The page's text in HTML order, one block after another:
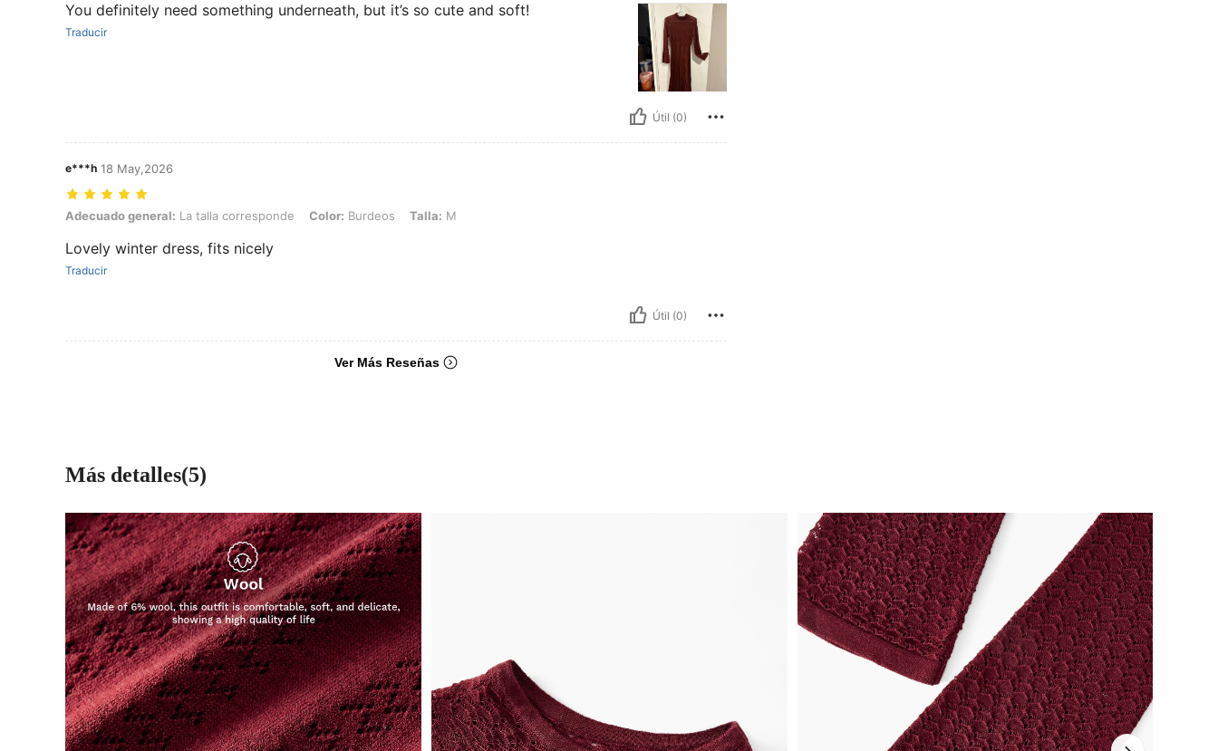
You definitely need something underneath, but it’s so cute and soft!
Traducir
Útil (0)
e***h 18 May,2026
Adecuado general: La talla corresponde, Color: Burdeos, Talla: M
Adecuado general: La talla corresponde Color: Burdeos Talla: M
Lovely winter dress, fits nicely
Traducir
Útil (0)
Ver Más Reseñas
Más detalles(5)